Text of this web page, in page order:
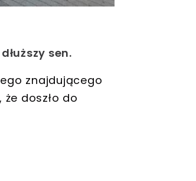
sen.
znajdującego
doszło do